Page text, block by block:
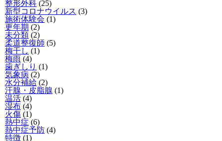
整形外科 (25)
新型コロナウイルス (3)
施術体験会 (1)
更年期 (2)
未分類 (2)
柔道整復師 (5)
梅干し (1)
梅雨 (4)
歯ぎしり (1)
気象病 (2)
水分補給 (2)
汗腺・皮脂腺 (1)
温活 (4)
湿布 (4)
火傷 (1)
熱中症 (6)
熱中症予防 (4)
特徴 (1)